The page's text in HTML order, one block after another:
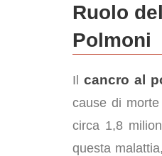
Ruolo
Polmoni
Il cancro al
cause di
circa 1,8
questa